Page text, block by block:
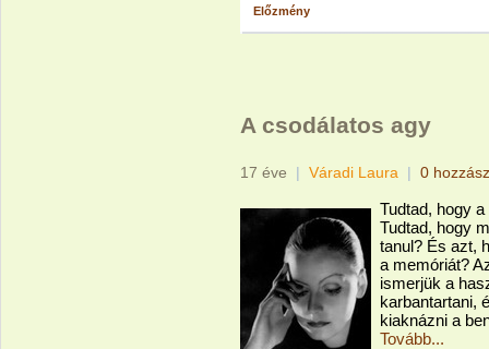
Előzmény
A csodálatos agy
17 éve | Váradi Laura | 0
Tudtad, hogy
Tudtad, hogy
tanul? És azt,
a memóriát?
ismerjük a
karbantartani,
kiaknázni a
Tovább...